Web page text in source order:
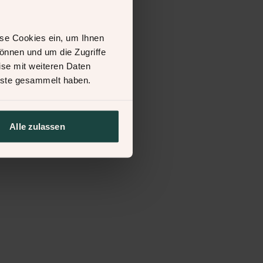
Cookies ein, um Ihnen
und um die Zugriffe
mit weiteren Daten
gesammelt haben.
Alle zulassen